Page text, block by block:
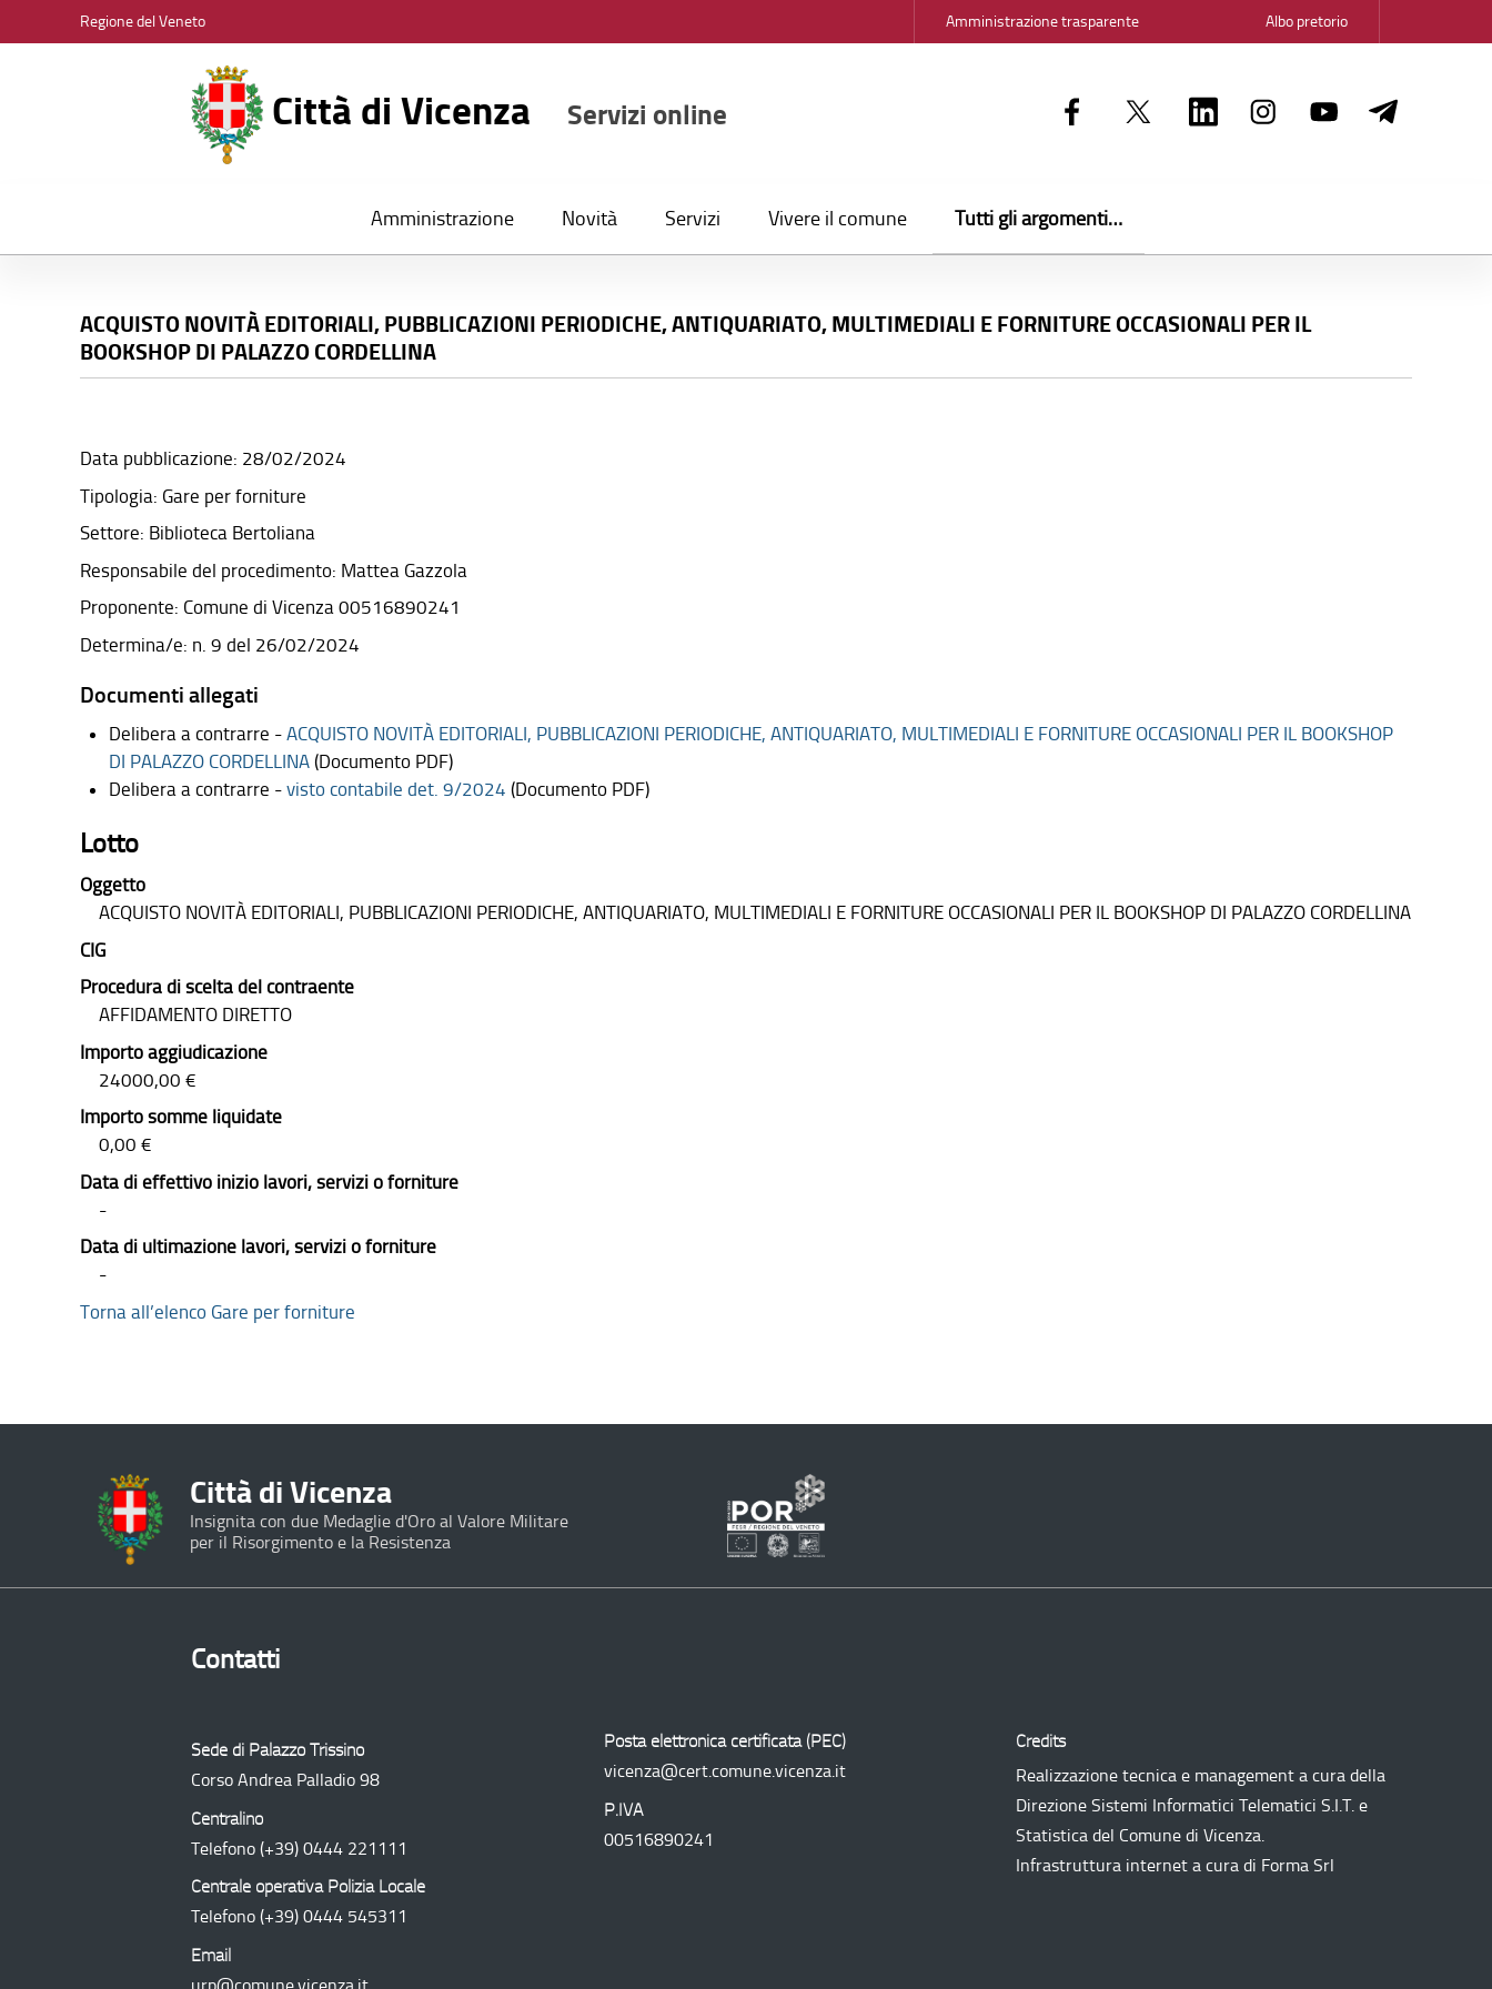
DI
Regione del Veneto Amministrazione trasparente Albo pretorio
Città di Vicenza Servizi online
Amministrazione Novità Servizi Vivere il comune Tutti gli argomenti…
ACQUISTO NOVITÀ EDITORIALI, PUBBLICAZIONI PERIODICHE, ANTIQUARIATO, MULTIMEDIALI E FORNITURE OCCASIONALI PER IL
BOOKSHOP DI PALAZZO CORDELLINA
Data pubblicazione: 28/02/2024
Tipologia: Gare per forniture
Settore: Biblioteca Bertoliana
Responsabile del procedimento: Mattea Gazzola
Proponente: Comune di Vicenza 00516890241
Determina/e: n. 9 del 26/02/2024
Documenti allegati
Delibera a contrarre - ACQUISTO NOVITÀ EDITORIALI, PUBBLICAZIONI PERIODICHE, ANTIQUARIATO, MULTIMEDIALI E FORNITURE OCCASIONALI PER IL BOOKSHOP
DI PALAZZO CORDELLINA(Documento PDF)
Delibera a contrarre - visto contabile det. 9/2024 (Documento PDF)
Lotto
Oggetto
ACQUISTO NOVITÀ EDITORIALI, PUBBLICAZIONI PERIODICHE, ANTIQUARIATO, MULTIMEDIALI E FORNITURE OCCASIONALI PER IL BOOKSHOP DI PALAZZO CORDELLINA
CIG
Procedura di scelta del contraente
AFFIDAMENTO DIRETTO
Importo aggiudicazione
24000,00 €
Importo somme liquidate
0,00 €
Data di effettivo inizio lavori, servizi o forniture
-
Data di ultimazione lavori, servizi o forniture
-
Torna all’elenco Gare per forniture
Città di Vicenza
Insignita con due Medaglie d'Oro al Valore Militare
per il Risorgimento e la Resistenza
Operativo
Contatti
Sede di Palazzo Trissino
Corso Andrea Palladio 98
Centralino
Telefono (+39) 0444 221111
Centrale operativa Polizia Locale
Telefono (+39) 0444 545311
Email
Posta elettronica certificata (PEC)
vicenza@cert.comune.vicenza.it
P.IVA
00516890241
Credits
Realizzazione tecnica e management a cura della
Direzione Sistemi Informatici TelematiciS.I.T. e
Statistica del Comune di Vicenza.
Infrastruttura internet a cura di Forma Srl